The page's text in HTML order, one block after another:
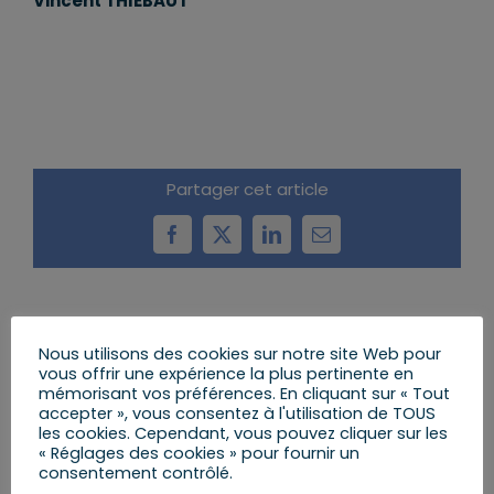
Partager cet article
Facebook
X LinkedInEmail
Articles similaires
Nous utilisons des cookies sur notre site Web pour
vous offrir une expérience la plus pertinente en
mémorisant vos préférences. En cliquant sur « Tout
accepter », vous consentez à l'utilisation de TOUS
les cookies. Cependant, vous pouvez cliquer sur les
« Réglages des cookies » pour fournir un
consentement contrôlé.